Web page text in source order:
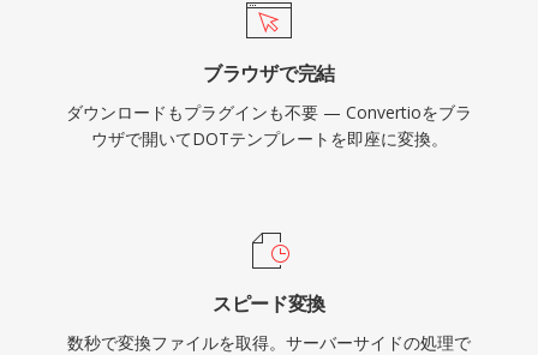
ブラウザで完結
ダウンロードもプラグインも不要 — Convertioをブラ
ウザで開いてDOTテンプレートを即座に変換。
スピード変換
数秒で変換ファイルを取得。サーバーサイドの処理で